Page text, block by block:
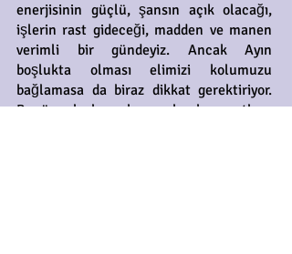
enerjisinin güçlü, şansın açık olacağı,
işlerin rast gideceği, madden ve manen
verimli bir gündeyiz. Ancak Ayın
boşlukta olması elimizi kolumuzu
bağlamasa da biraz dikkat gerektiriyor.
Bugün olayları akışına bırakıp şartlara